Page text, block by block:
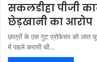
सकलडीहा पीजी
छेड़खानी का आरोप
छात्रों के एक गुट प्रोफेसर को लात
में पहले करायी थी…